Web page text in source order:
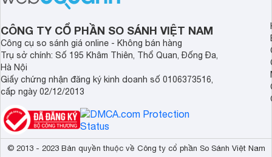
thời trang trẻ trung.
CÔNG TY CỔ PHẦN SO SÁNH VIỆT NAM
Công cụ so sánh giá online - Không bán hàng
Trụ sở chính: Số 195 Khâm Thiên, Thổ Quan, Đống Đa,
Hà Nội
Giấy chứng nhận đăng ký kinh doanh số 0106373516,
cấp ngày 02/12/2013
© 2013 - 2023 Bản quyền thuộc về Công ty cổ phần So Sánh Việt Nam